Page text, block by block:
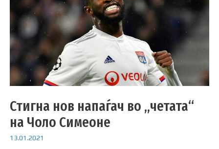
Стигна нов напаѓач во „четата“
на Чоло Симеоне
13.01.2021